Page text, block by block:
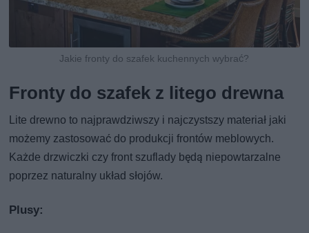
Jakie fronty do szafek kuchennych wybrać?
Fronty do szafek z litego drewna
Lite drewno to najprawdziwszy i najczystszy materiał jaki
możemy zastosować do produkcji frontów meblowych.
Każde drzwiczki czy front szuflady będą niepowtarzalne
poprzez naturalny układ słojów.
Plusy: